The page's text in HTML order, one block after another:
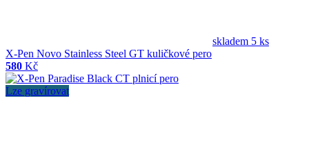
skladem 5 ks
X-Pen Novo Stainless Steel GT kuličkové pero
580 Kč
Lze gravírovat